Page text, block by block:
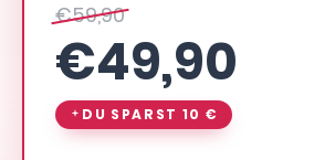
€59,90
€49,90
DU SPARST 10 €